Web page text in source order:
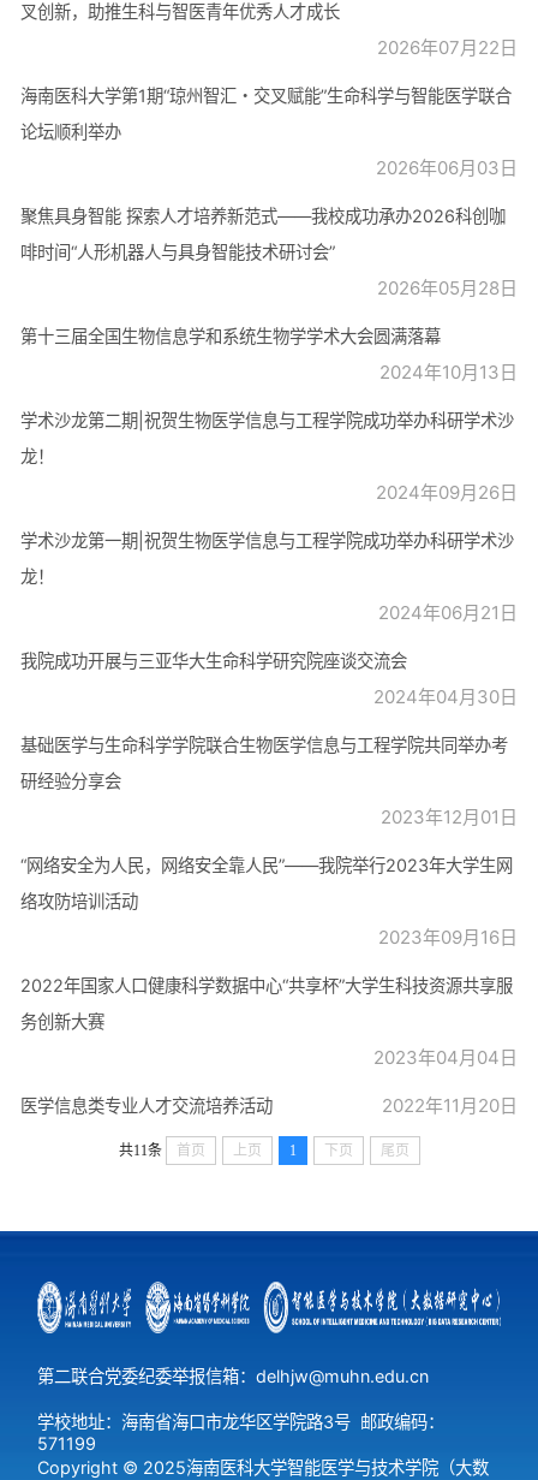
叉创新，助推生科与智医青年优秀人才成长
2026年07月22日
海南医科大学第1期“琼州智汇・交叉赋能”生命科学与智能医学联合
论坛顺利举办
2026年06月03日
聚焦具身智能 探索人才培养新范式——我校成功承办2026科创咖
啡时间“人形机器人与具身智能技术研讨会”
2026年05月28日
第十三届全国生物信息学和系统生物学学术大会圆满落幕
2024年10月13日
学术沙龙第二期|祝贺生物医学信息与工程学院成功举办科研学术沙
龙！
2024年09月26日
学术沙龙第一期|祝贺生物医学信息与工程学院成功举办科研学术沙
龙！
2024年06月21日
我院成功开展与三亚华大生命科学研究院座谈交流会
2024年04月30日
基础医学与生命科学学院联合生物医学信息与工程学院共同举办考
研经验分享会
2023年12月01日
“网络安全为人民，网络安全靠人民”——我院举行2023年大学生网
络攻防培训活动
2023年09月16日
2022年国家人口健康科学数据中心“共享杯”大学生科技资源共享服
务创新大赛
2023年04月04日
医学信息类专业人才交流培养活动 2022年11月20日
共11条 首页 上页 1 下页 尾页
第二联合党委纪委举报信箱：delhjw@muhn.edu.cn
学校地址：海南省海口市龙华区学院路3号 邮政编码：
571199
Copyright © 2025海南医科大学智能医学与技术学院（大数